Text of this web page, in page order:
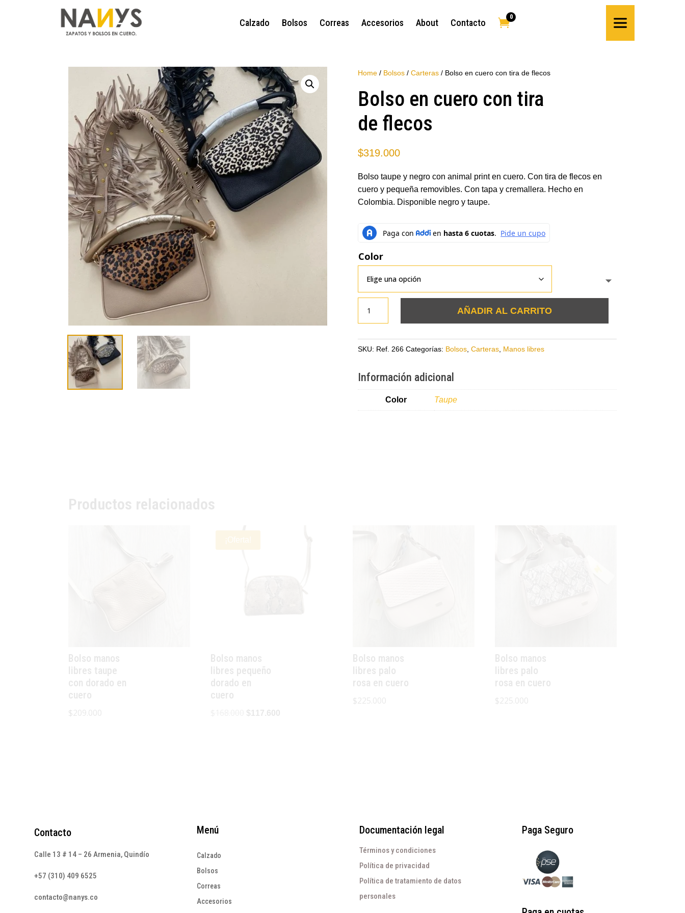
Calzado Bolsos Correas Accesorios About Contacto 
0
Home/ Bolsos/ Carteras/ Bolso en cuero con tira de flecos
Bolso en cuero con tira
de flecos
$319.000
Bolso taupe y negro con animal print en cuero. Con tira de flecos en
cuero y pequeña removibles. Con tapa y cremallera. Hecho en
Colombia. Disponible negro y taupe.
Color
con
de
cantidad
AÑADIR AL CARRITO
SKU: Ref. 266 Categorías: Bolsos, Carteras, Manos libres
Información adicional
Color Taupe
Productos relacionados
Bolso manos
libres taupe
con dorado en
cuero
$209.000
¡Oferta!
Bolso manos
libres pequeño
dorado en
cuero
El
$ 117.600
Bolso manos
libres palo
rosa en cuero
$225.000
Bolso manos
libres palo
rosa en cuero
$225.000
Contacto
Calle 13 # 14 – 26 Armenia, Quindío
+57 (310) 409 6525
contacto@nanys.co
Menú
Calzado
Bolsos
Correas
Accesorios
Documentación legal
Términos y condiciones
Política de privacidad
Política de tratamiento de datos
personales
Paga Seguro